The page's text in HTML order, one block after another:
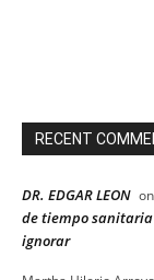
RECENT
DR. EDGAR LEON
de tiempo sanitaria
ignorar